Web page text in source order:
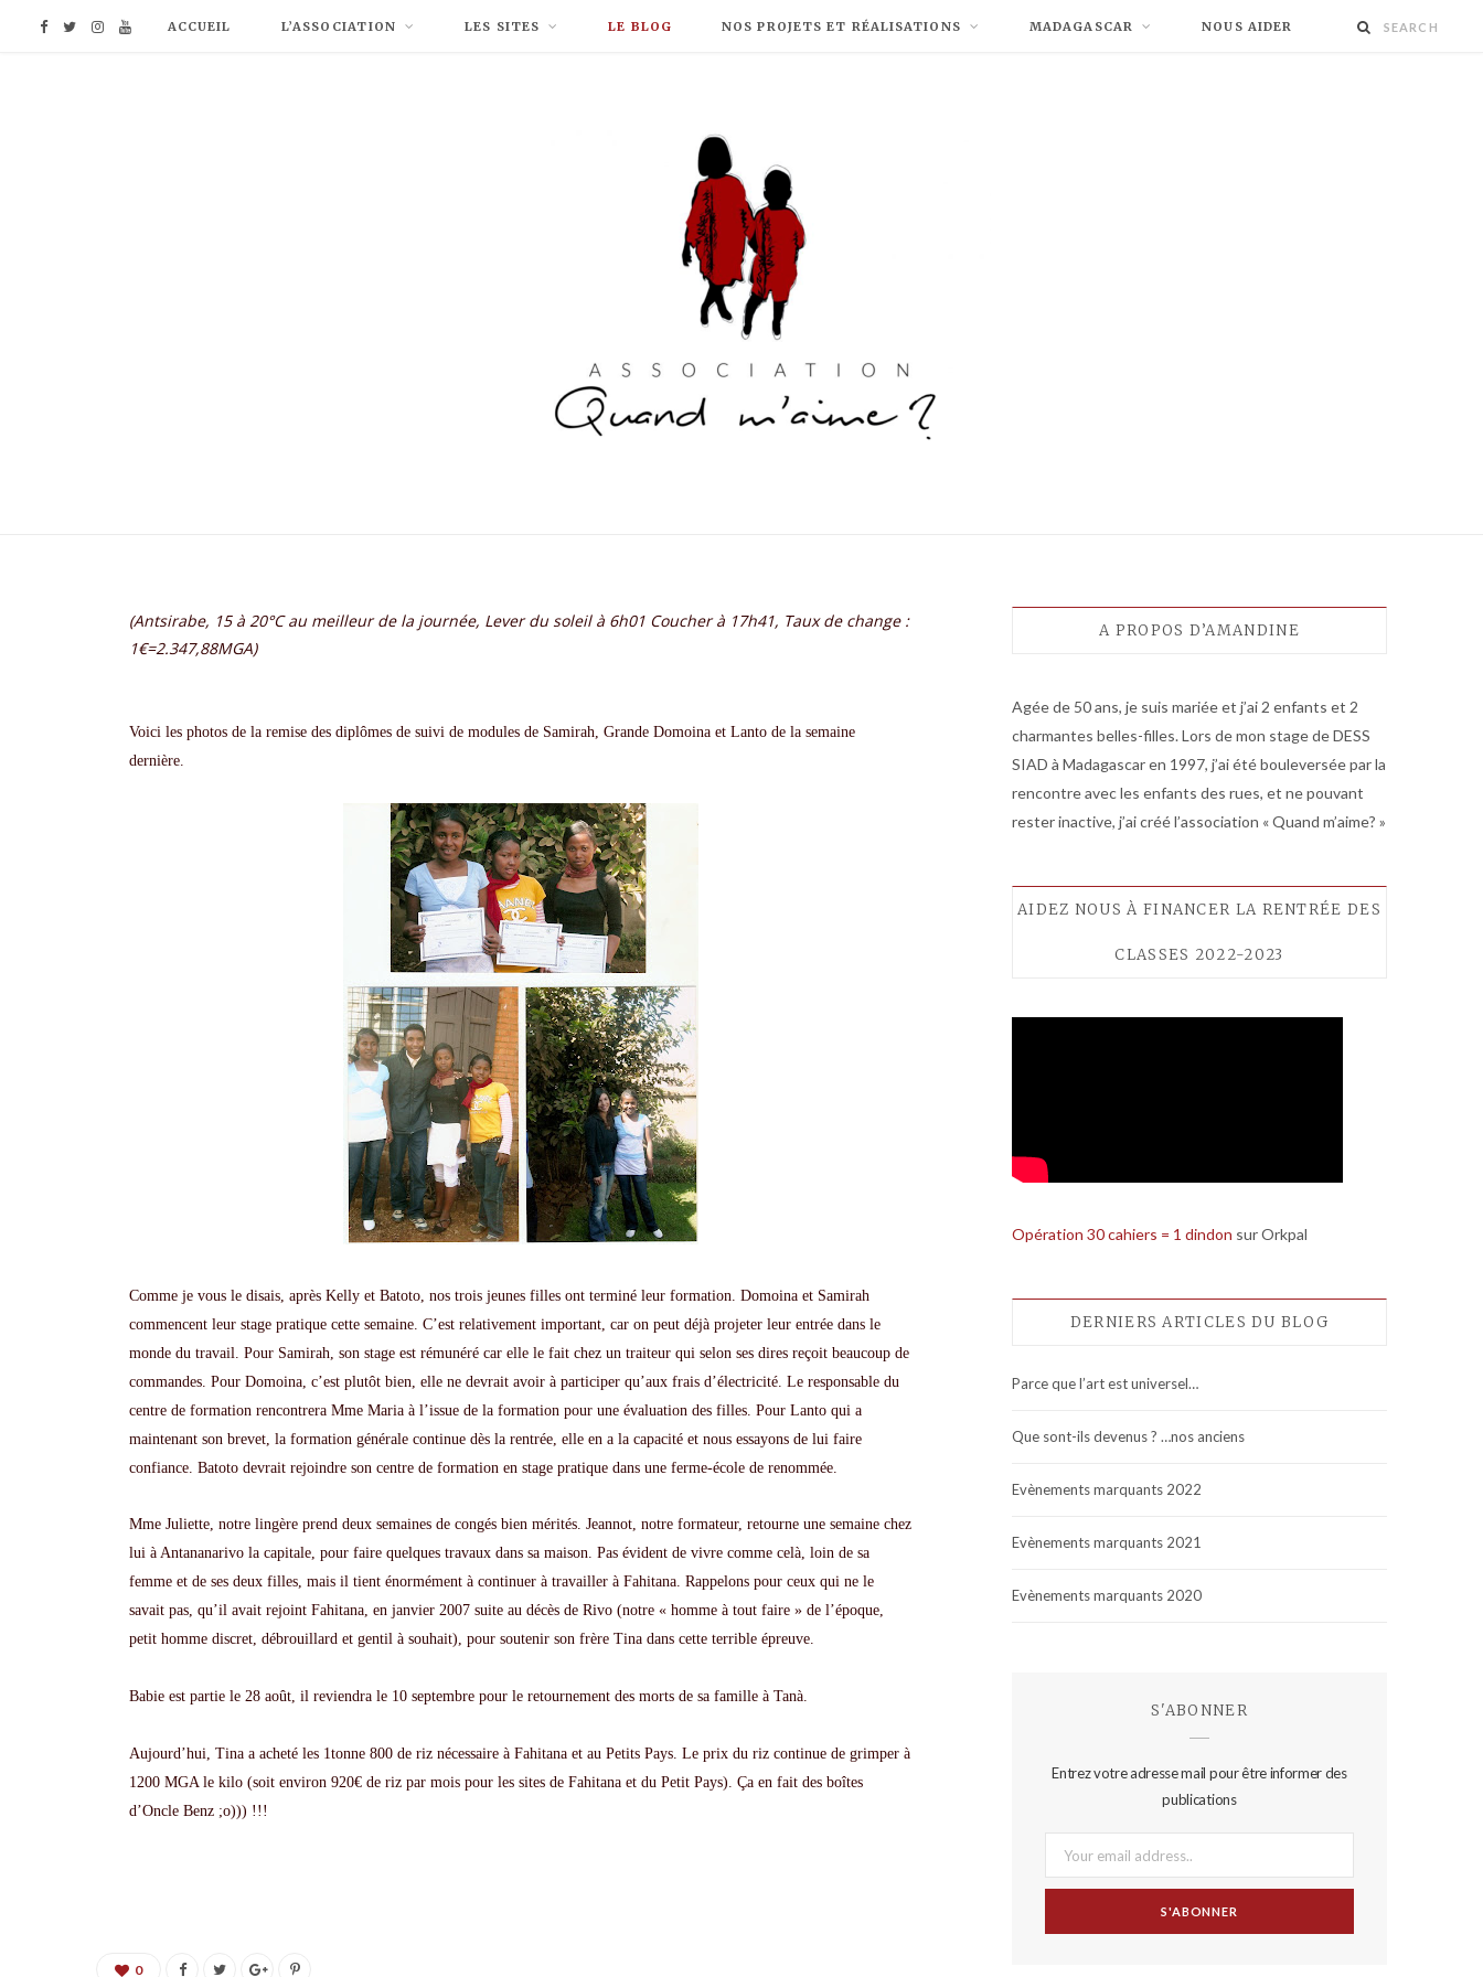
F T I Y ACCUEIL L’ASSOCIATION LES SITES LE BLOG NOS PROJETS ET RÉALISATIONS MADAGASCAR NOUS AIDER
(Antsirabe, 15 à 20°C au meilleur de la journée, Lever du soleil à 6h01 Coucher à 17h41, Taux de change :
1€=2.347,88MGA)
Voici les photos de la remise des diplômes de suivi de modules de Samirah, Grande Domoinaet Lantode la semaine
dernière.
Comme je vous le disais, après Kellyet Batoto, nos trois jeunes filles ont terminé leur formation. Domoinaet Samirah
commencent leur stage pratique cette semaine. C’est relativement important, car on peut déjà projeter leur entrée dans le
monde du travail. Pour Samirah, son stage est rémunéré car elle le fait chez un traiteur qui selon ses dires reçoit beaucoup de
commandes. Pour Domoina, c’est plutôt bien, elle ne devrait avoir à participer qu’aux frais d’électricité. Le responsable du
centre de formation rencontrera Mme Maria à l’issue de la formation pour une évaluation des filles. Pour Lantoqui a
maintenant son brevet, la formation générale continue dès la rentrée, elle en a la capacité et nous essayons de lui faire
confiance. Batotodevrait rejoindre son centre de formation en stage pratique dans une ferme-écolede renommée.
Mme Juliette, notre lingère prend deux semaines de congés bien mérités. Jeannot, notre formateur, retourne une semaine chez
lui à Antananarivola capitale, pour faire quelques travaux dans sa maison. Pas évident de vivre comme celà, loin de sa
femme et de ses deux filles, mais il tient énormément à continuer à travailler à Fahitana. Rappelons pour ceux qui ne le
savait pas, qu’il avait rejoint Fahitana, en janvier 2007 suite au décès de Rivo(notre « homme à tout faire » de l’époque,
petit homme discret, débrouillard et gentil à souhait), pour soutenir son frère Tinadans cette terrible épreuve.
Babieest partie le 28 août, il reviendra le 10 septembre pour le retournement des morts de sa famille à Tanà.
Aujourd’hui, Tinaa acheté les 1tonne 800 de riz nécessaire à Fahitanaet au Petits Pays. Le prix du riz continue de grimper à
1200 MGAle kilo (soit environ 920€ de riz par mois pour les sites de Fahitanaet du Petit Pays). Çaen fait des boîtes
d’Oncle Benz;o))) !!!
0
A PROPOS D’AMANDINE
Agée de 50 ans, je suis mariée et j’ai 2 enfants et 2
charmantes belles-filles. Lors de mon stage de DESS
SIAD à Madagascar en 1997, j’ai été bouleversée par la
rencontre avec les enfants des rues, et ne pouvant
rester inactive, j’ai créé l’association « Quand m’aime? »
AIDEZ NOUS À FINANCER LA RENTRÉE DES
CLASSES 2022-2023
Opération 30 cahiers = 1 dindon sur Orkpal
DERNIERS ARTICLES DU BLOG
Parce que l’art est universel…
Que sont-ils devenus ? …nos anciens
Evènements marquants 2022
Evènements marquants 2021
Evènements marquants 2020
S'ABONNER
Entrez votre adresse mail pour être informer des
publications